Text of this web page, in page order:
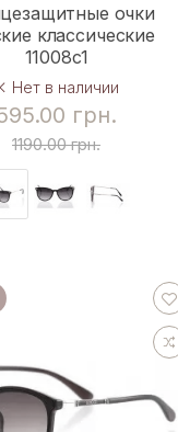
очки
классические
11008c1
Нет в наличии
грн.
1190.00 грн.